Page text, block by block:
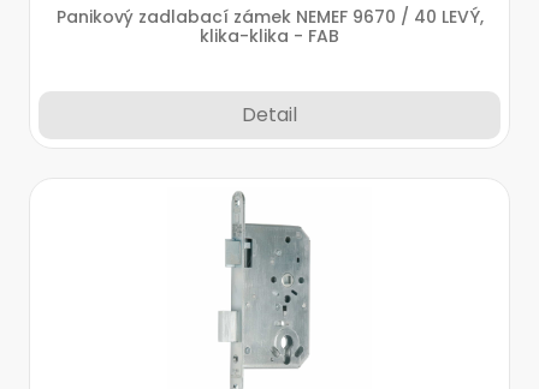
Panikový zadlabací zámek NEMEF 9670 / 40 LEVÝ,
klika-klika - FAB
Detail